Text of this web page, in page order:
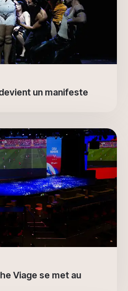
un manifeste
Viage se met au